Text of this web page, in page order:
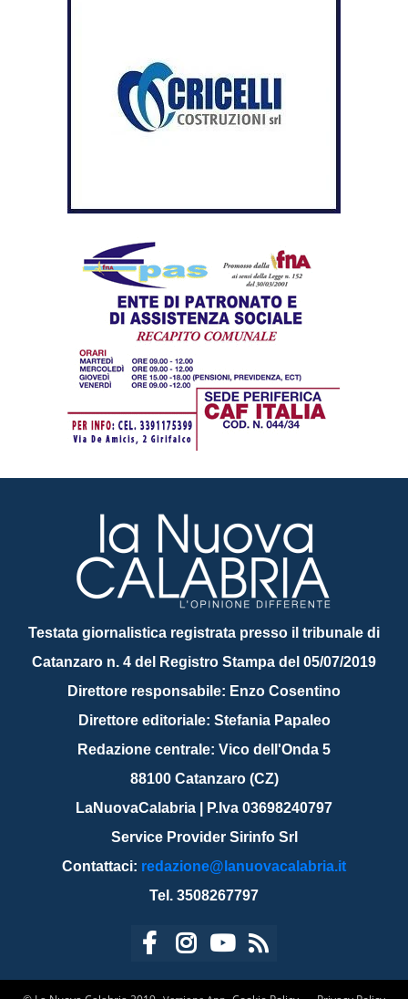
Testata giornalistica registrata presso il tribunale di
Catanzaro n. 4 del Registro Stampa del 05/07/2019
Direttore responsabile: Enzo Cosentino
Direttore editoriale: Stefania Papaleo
Redazione centrale: Vico dell'Onda 5
88100 Catanzaro (CZ)
LaNuovaCalabria | P.Iva 03698240797
Service Provider Sirinfo Srl
Contattaci: redazione@lanuovacalabria.it
Tel. 3508267797